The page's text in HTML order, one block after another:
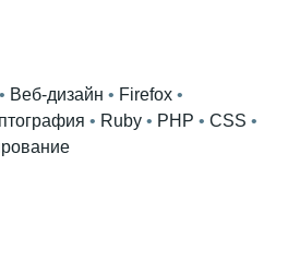
• Веб-дизайн • Firefox
• Ruby • PHP • CSS